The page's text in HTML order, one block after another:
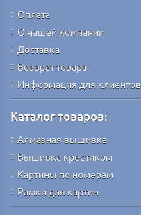
Оплата
О нашей компании
Доставка
Возврат товара
Информация для клиентов
Каталог товаров:
Алмазная вышивка
Вышивка крестиком
Картины по номерам
Рамки для картин